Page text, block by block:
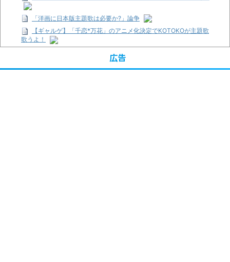
「洋画に日本版主題歌は必要か?」論争
【ギャルゲ】「千恋*万花」のアニメ化決定でKOTOKOが主題歌
歌うよ！
広告